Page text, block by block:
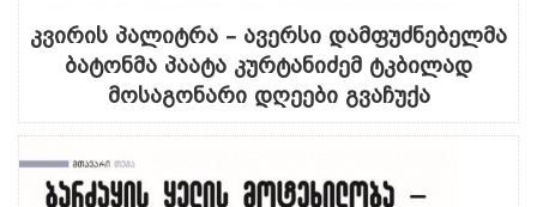
კვირის პალიტრა – ავერსი დამფუძნებელმა
ბატონმა პაატა კურტანიძემ ტკბილად
მოსაგონარი დღეები გვაჩუქა